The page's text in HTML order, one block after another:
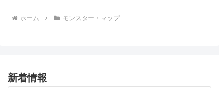
ホーム モンスター・マップ
新着情報